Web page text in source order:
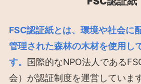
FSC認証紙とは、環境や社会に
管理された森林の木材を使用し
す。 国際的なNPO法人である
会）が認証制度を運営しています